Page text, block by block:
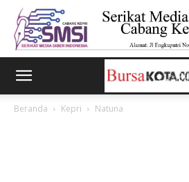
Beranda Kepri Natuna